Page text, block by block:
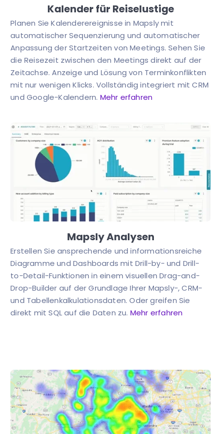
Kalender für Reiselustige
Planen Sie Kalenderereignisse in Mapsly mit
automatischer Sequenzierung und automatischer
Anpassung der Startzeiten von Meetings. Sehen Sie
die Reisezeit zwischen den Meetings direkt auf der
Zeitachse. Anzeige und Lösung von Terminkonflikten
mit nur wenigen Klicks. Vollständig integriert mit CRM
und Google-Kalendern. Mehr erfahren
Mapsly Analysen
Erstellen Sie ansprechende und informationsreiche
Diagramme und Dashboards mit Drill-by- und Drill-
to-Detail-Funktionen in einem visuellen Drag-and-
Drop-Builder auf der Grundlage Ihrer Mapsly-, CRM-
und Tabellenkalkulationsdaten. Oder greifen Sie
direkt mit SQL auf die Daten zu. Mehr erfahren